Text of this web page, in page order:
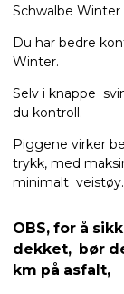
Schwalbe Winter
Du har bedre
Winter.
Selv i knappe
du kontroll.
Piggene virker
trykk, med
minimalt veistøy.
OBS, for å
dekket, bør
km på asfalt,